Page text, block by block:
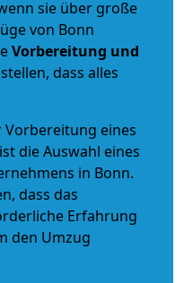
sie über große
von Bonn
Vorbereitung und
dass alles
eines
die Auswahl eines
in Bonn.
dass das
Erfahrung
den Umzug